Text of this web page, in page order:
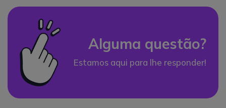
Alguma questão?
Estamos aqui para lhe responder!